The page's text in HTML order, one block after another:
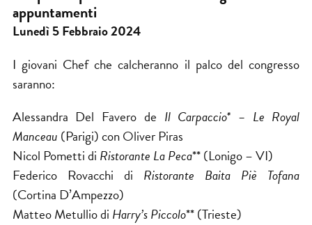
appuntamenti
Lunedì 5 Febbraio 2024
I giovani Chef che calcheranno il palco del congresso
saranno:
Alessandra Del Favero de Il Carpaccio* – Le Royal
Manceau (Parigi) con Oliver Piras
Nicol Pometti di Ristorante La Peca** (Lonigo – VI)
Federico Rovacchi di Ristorante Baita Piè Tofana
(Cortina D’Ampezzo)
Matteo Metullio di Harry’s Piccolo** (Trieste)